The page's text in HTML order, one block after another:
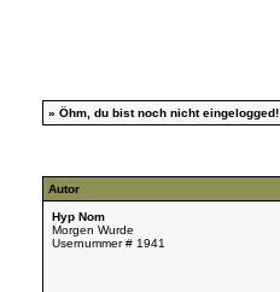
» Öhm, du bist noch nicht eingelogged!
Autor
Hyp Nom
Morgen Wurde
Usernummer # 1941